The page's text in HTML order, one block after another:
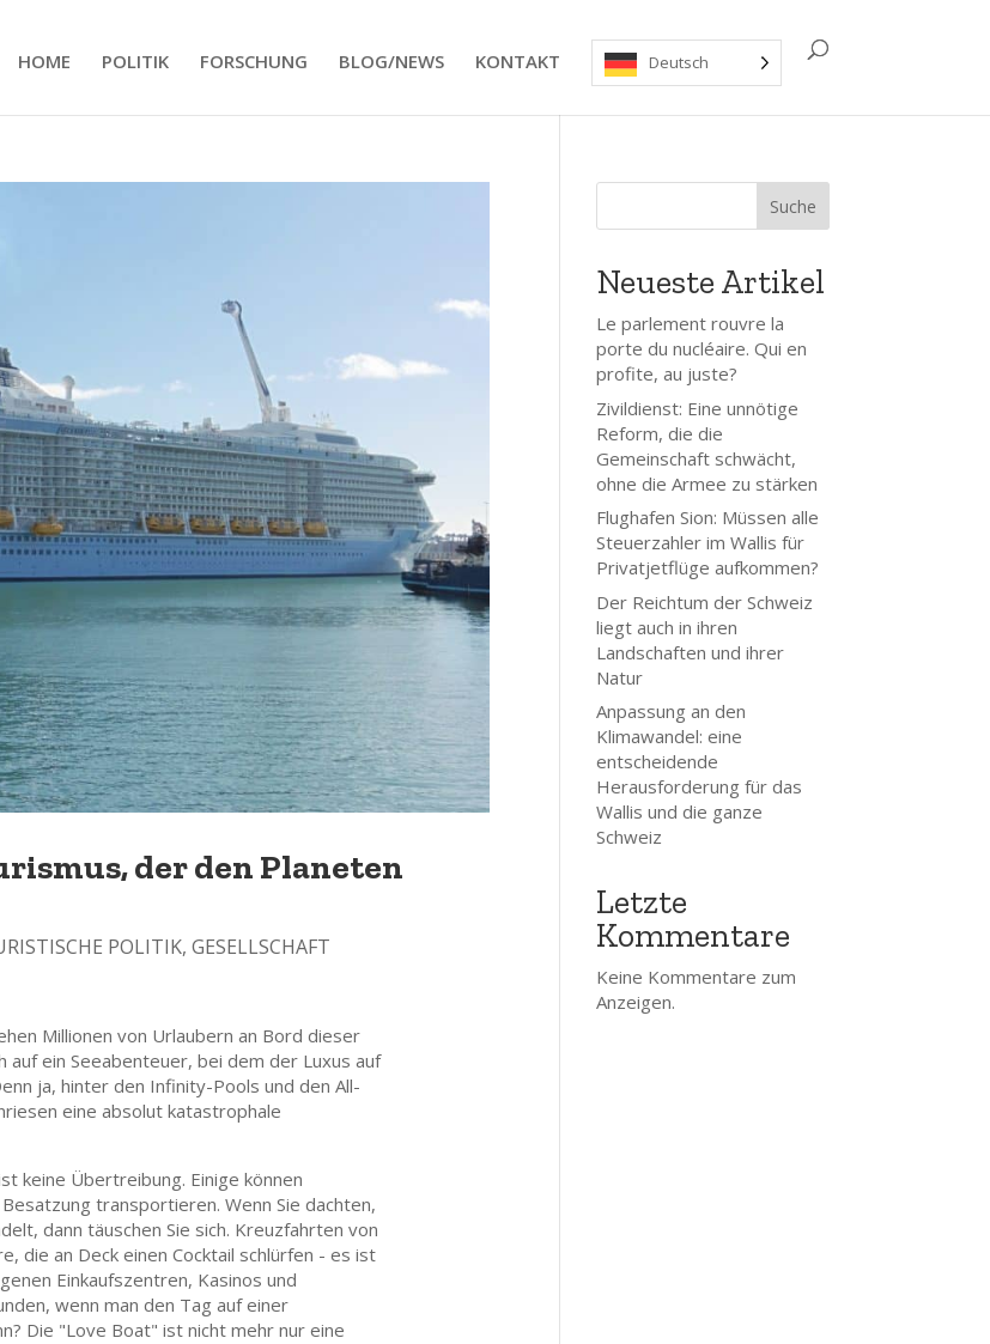
HOME POLITIK FORSCHUNG BLOG/NEWS KONTAKT Deutsch
der den Planeten
POLITIK,GESELLSCHAFT
Millionen von Urlaubern an Bord dieser
ein Seeabenteuer, bei dem der Luxus auf
ja, hinter den Infinity-Pools und den All-
eine absolut katastrophale
keine Übertreibung. Einige können
transportieren. Wenn Sie dachten,
dann täuschen Sie sich. Kreuzfahrten von
die an Deck einen Cocktail schlürfen - es ist
Einkaufszentren, Kasinos und
wenn man den Tag auf einer
Die "Love Boat" ist nicht mehr nur eine
Suche
Neueste Artikel
Le parlement rouvre la
porte du nucléaire. Qui en
profite, au juste?
Zivildienst: Eine unnötige
Reform, die die
Gemeinschaft schwächt,
ohne die Armee zu stärken
Flughafen Sion: Müssen alle
Steuerzahler im Wallis für
Privatjetflüge aufkommen?
Der Reichtum der Schweiz
liegt auch in ihren
Landschaften und ihrer
Natur
Anpassung an den
Klimawandel: eine
entscheidende
Herausforderung für das
Wallis und die ganze
Schweiz
Letzte
Kommentare
Keine Kommentare zum
Anzeigen.